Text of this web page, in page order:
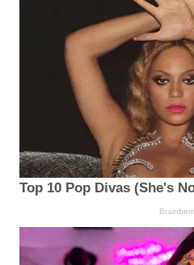
Top 10 Pop Divas (She's